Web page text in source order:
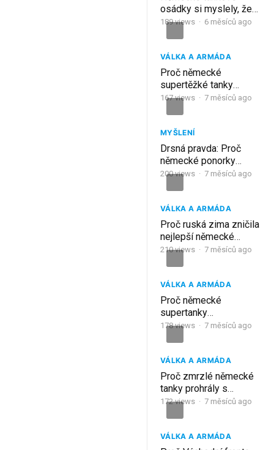
osádky si myslely, že
jim topení stačí – pak
189views · 6 měsíců ago
VÁLKA A ARMÁDA
Proč německé
supertěžké tanky
selhaly proti levnému
167views · 7 měsíců ago
MYŠLENÍ
Drsná pravda: Proč
německé ponorky
nakonec selhaly
200views · 7 měsíců ago
VÁLKA A ARMÁDA
Proč ruská zima zničila
nejlepší německé
tankové divize
210views · 7 měsíců ago
VÁLKA A ARMÁDA
Proč německé
supertanky
nezachránily
178views · 7 měsíců ago
VÁLKA A ARMÁDA
Proč zmrzlé německé
tanky prohrály s
„primitivními“
172views · 7 měsíců ago
VÁLKA A ARMÁDA